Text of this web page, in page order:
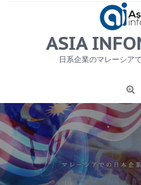
MENU
ニュース
労務サービス
プライバシーポリシー及び著
お問合せ
ASIA
日系企業のマレーシア